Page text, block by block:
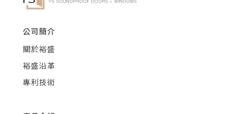
公司簡介
關於裕盛
裕盛沿革
專利技術